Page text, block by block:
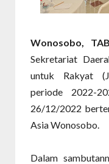
Wonosobo,
Sekretariat
untuk Rakyat
periode 2022-
26/12/2022
Asia Wonosobo.
Dalam